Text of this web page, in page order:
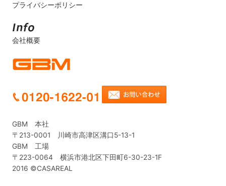
プライバシーポリシー
会社概要
GBM 本社
〒213-0001 川崎市高津区溝口5-13-1
GBM 工場
〒223-0064 横浜市港北区下田町6-30-23-1F
2016 ©CASAREAL